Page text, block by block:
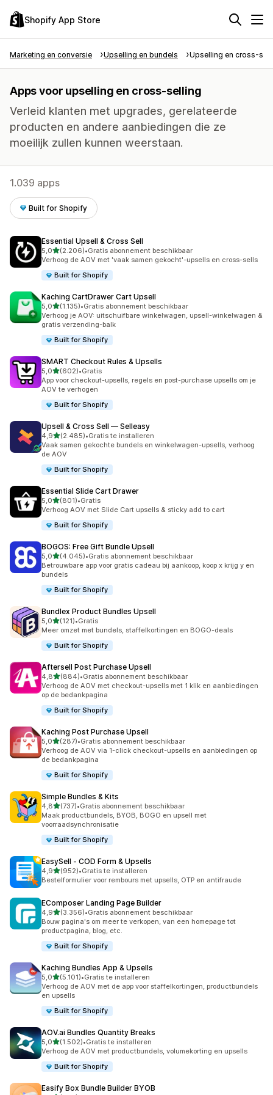
Shopify App Store
Marketing en conversie Upselling en bundels Upselling en cross-
Apps voor upselling en cross-selling
Verleid klanten met upgrades, gerelateerde
producten en andere aanbiedingen die ze
moeilijk zullen kunnen weerstaan.
1.039 apps
Built for Shopify
Essential Upsell & Cross Sell
5,0van 5 sterren
(2.206)
2206 recensies in totaal
•Gratis abonnement beschikbaar
Verhoog de AOV met 'vaak samen gekocht'-upsells en cross-sells
Built for Shopify
Kaching CartDrawer Cart Upsell
5,0van 5 sterren
(1.135)
1135 recensies in totaal
•Gratis abonnement beschikbaar
Verhoog je AOV: uitschuifbare winkelwagen, upsell-winkelwagen &
gratis verzending-balk
Built for Shopify
SMART Checkout Rules & Upsells
5,0van 5 sterren
(602)
602 recensies in totaal
•Gratis
App voor checkout-upsells, regels en post-purchase upsells om je
AOV te verhogen
Built for Shopify
Upsell & Cross Sell — Selleasy
4,9van 5 sterren
(2.485)
2485 recensies in totaal
•Gratis te installeren
Vaak samen gekochte bundels en winkelwagen-upsells, verhoog
de AOV
Built for Shopify
Essential Slide Cart Drawer
5,0van 5 sterren
(801)
801 recensies in totaal
•Gratis
Verhoog AOV met Slide Cart upsells & sticky add to cart
Built for Shopify
BOGOS: Free Gift Bundle Upsell
5,0van 5 sterren
(4.045)
4045 recensies in totaal
•Gratis abonnement beschikbaar
Betrouwbare app voor gratis cadeau bij aankoop, koop x krijg y en
bundels
Built for Shopify
Bundlex Product Bundles Upsell
5,0van 5 sterren
(121)
121 recensies in totaal
•Gratis
Meer omzet met bundels, staffelkortingen en BOGO-deals
Built for Shopify
Aftersell Post Purchase Upsell
4,8van 5 sterren
(884)
884 recensies in totaal
•Gratis abonnement beschikbaar
Verhoog de AOV met checkout-upsells met 1 klik en aanbiedingen
op de bedankpagina
Built for Shopify
Kaching Post Purchase Upsell
5,0van 5 sterren
(287)
287 recensies in totaal
•Gratis abonnement beschikbaar
Verhoog de AOV via 1-click checkout-upsells en aanbiedingen op
de bedankpagina
Built for Shopify
Simple Bundles & Kits
4,8van 5 sterren
(737)
737 recensies in totaal
•Gratis abonnement beschikbaar
Maak productbundels, BYOB, BOGO en upsell met
voorraadsynchronisatie
Built for Shopify
EasySell ‑ COD Form & Upsells
4,9van 5 sterren
(952)
952 recensies in totaal
•Gratis te installeren
Bestelformulier voor rembours met upsells, OTP en antifraude
EComposer Landing Page Builder
4,9van 5 sterren
(3.356)
3356 recensies in totaal
•Gratis abonnement beschikbaar
Bouw pagina's om meer te verkopen, van een homepage tot
productpagina, blog, etc.
Built for Shopify
Kaching Bundles App & Upsells
5,0van 5 sterren
(5.101)
5101 recensies in totaal
•Gratis te installeren
Verhoog de AOV met de app voor staffelkortingen, productbundels
en upsells
Built for Shopify
AOV.ai Bundles Quantity Breaks
5,0van 5 sterren
(1.502)
1502 recensies in totaal
•Gratis te installeren
Verhoog de AOV met productbundels, volumekorting en upsells
Built for Shopify
Easify Box Bundle Builder BYOB